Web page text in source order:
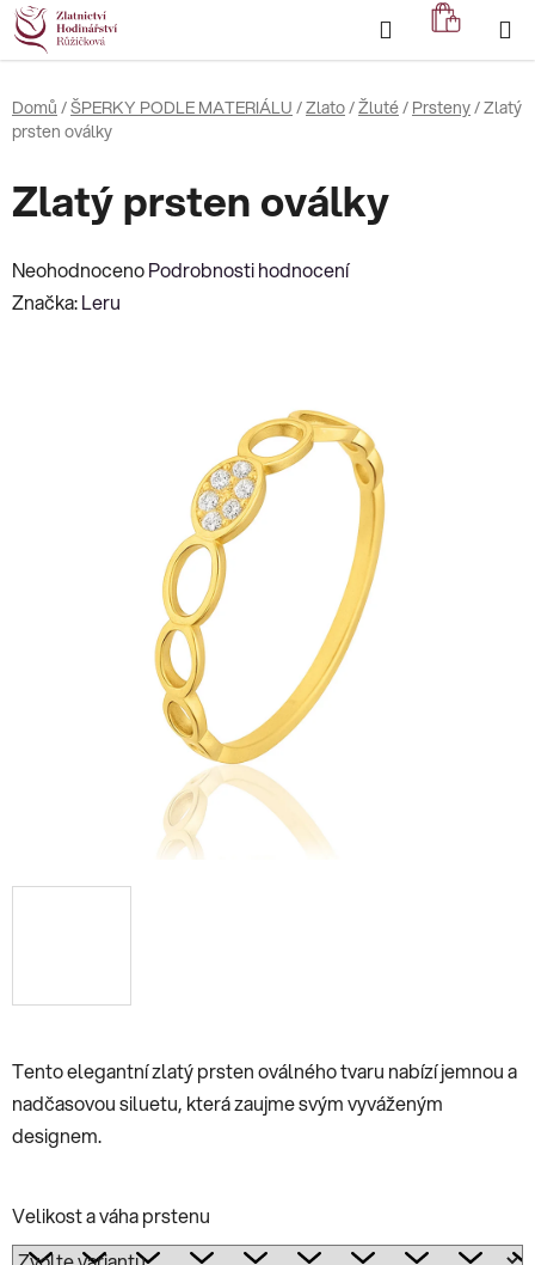
Přejít
na
obsah
Hledat
KOŠÍK
Domů /ŠPERKY PODLE MATERIÁLU /Zlato/Žluté/ Prsteny/Zlatý
prsten oválky
Tento elegantní zlatý prsten oválného tvaru nabízí jemnou a
nadčasovou siluetu, která zaujme svým vyváženým
designem.
Velikost a váha prstenu
Zlatý prsten oválky
Průměrné
hodnocení
NeohodnocenoPodrobnosti hodnocení
Značka:Leru